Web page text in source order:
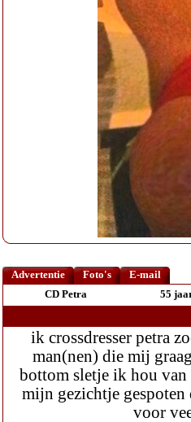
Advertentie Foto's
E-mail
CD Petra
55
ik crossdresser petra
man(nen) die mij
bottom sletje ik hou
mijn gezichtje gespoten
voor